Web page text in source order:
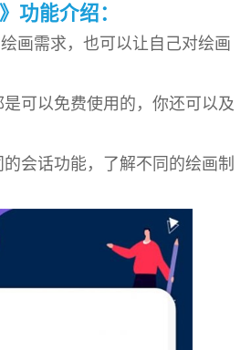
功能介绍：
画需求，也可以让自己对绘画
可以免费使用的，你还可以及
会话功能，了解不同的绘画制